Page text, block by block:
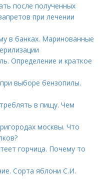
после полученных
при лечении
в банках. Маринованные
Определение и краткое
выборе бензопилы.
в пищу. Чем
москвы. Что
горчица. Почему то
Сорта яблони С.И.